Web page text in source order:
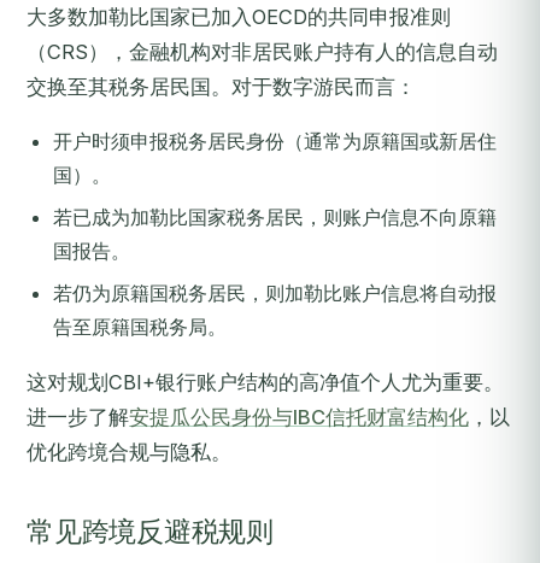
大多数加勒比国家已加入OECD的共同申报准则
（CRS），金融机构对非居民账户持有人的信息自动
交换至其税务居民国。对于数字游民而言：
开户时须申报税务居民身份（通常为原籍国或新居住
国）。
若已成为加勒比国家税务居民，则账户信息不向原籍
国报告。
若仍为原籍国税务居民，则加勒比账户信息将自动报
告至原籍国税务局。
这对规划CBI+银行账户结构的高净值个人尤为重要。
进一步了解安提瓜公民身份与IBC信托财富结构化 ，以
优化跨境合规与隐私。
常见跨境反避税规则